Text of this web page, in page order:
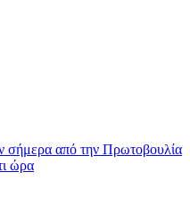
σήμερα από την Πρωτοβουλία
ώρα